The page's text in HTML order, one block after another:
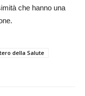
che hanno una
della Salute